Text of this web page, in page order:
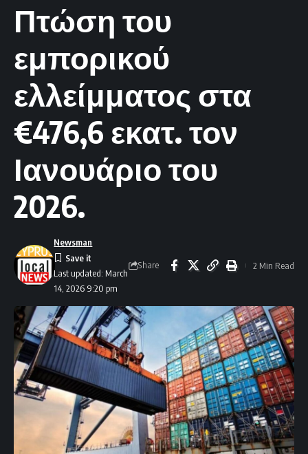
Πτώση του
εμπορικού
ελλείμματος στα
€476,6 εκατ. τον
Ιανουάριο του
2026.
Last updated: March
14, 2026 9:20 pm
Newsman
Share 2 Min Read